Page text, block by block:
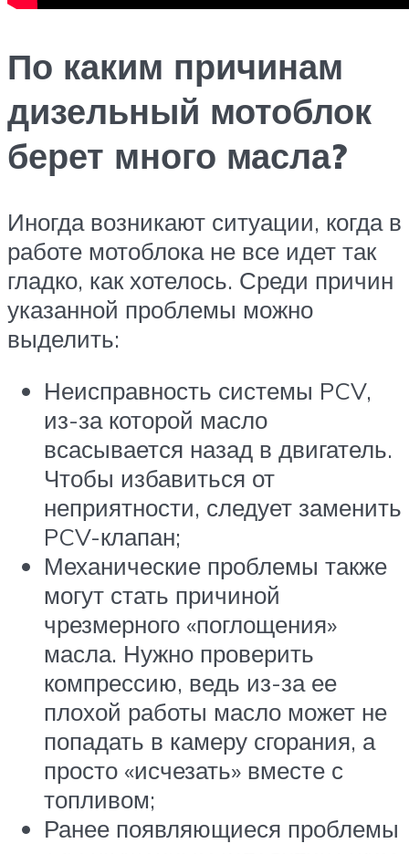
По каким причинам
дизельный мотоблок
берет много масла?
Иногда возникают ситуации, когда в
работе мотоблока не все идет так
гладко, как хотелось. Среди причин
указанной проблемы можно
выделить:
Неисправность системы PCV,
из-за которой масло
всасывается назад в двигатель.
Чтобы избавиться от
неприятности, следует заменить
PCV-клапан;
Механические проблемы также
могут стать причиной
чрезмерного «поглощения»
масла. Нужно проверить
компрессию, ведь из-за ее
плохой работы масло может не
попадать в камеру сгорания, а
просто «исчезать» вместе с
топливом;
Ранее появляющиеся проблемы